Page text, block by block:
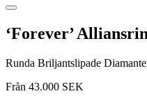
‘Forever’
Runda Briljantslipade
Från 43.000 SEK